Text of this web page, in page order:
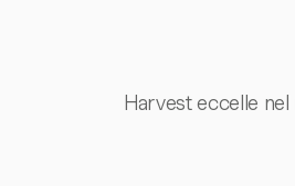
Harvest eccelle